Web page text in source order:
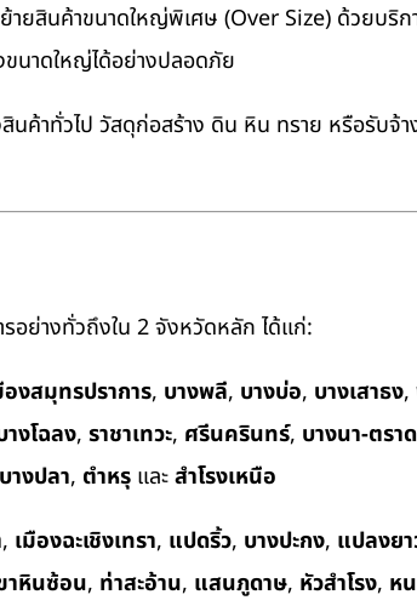
ยสินค้าขนาดใหญ่พิเศษ (Over Size) ด้วยบริก
นาดใหญ่ได้อย่างปลอดภัย
นค้าทั่วไป วัสดุก่อสร้าง ดิน หิน ทราย หรือรับจ้
อย่างทั่วถึงใน 2 จังหวัดหลัก ได้แก่:
องสมุทรปราการ, บางพลี, บางบ่อ, บางเสาธง,
างโฉลง, ราชาเทวะ, ศรีนครินทร์, บางนา-ตราด
บางปลา, ตำหรุ และสำโรงเหนือ
, เมืองฉะเชิงเทรา, แปดริ้ว, บางปะกง, แปลงย
าหินซ้อน, ท่าสะอ้าน, แสนภูดาษ, หัวสำโรง, ห